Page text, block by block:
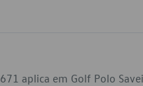
aplica em Golf Polo